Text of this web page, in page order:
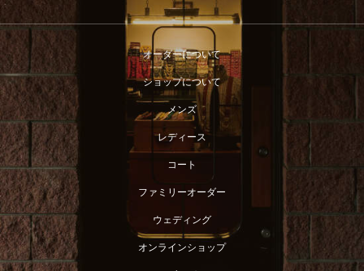
オーダーについて
ショップについて
メンズ
レディース
コート
ファミリーオーダー
ウェディング
オンラインショップ